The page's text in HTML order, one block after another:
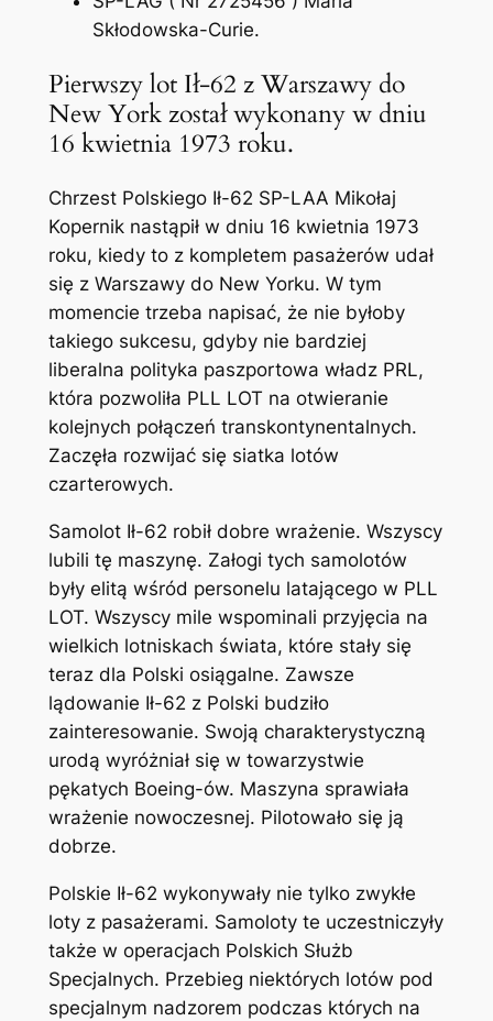
Skłodowska-Curie.
Pierwszy lot Ił-62 z Warszawy do
New York został wykonany w dniu
16 kwietnia 1973 roku.
Chrzest Polskiego Ił-62 SP-LAA Mikołaj
Kopernik nastąpił w dniu 16 kwietnia 1973
roku, kiedy to z kompletem pasażerów udał
się z Warszawy do New Yorku. W tym
momencie trzeba napisać, że nie byłoby
takiego sukcesu, gdyby nie bardziej
liberalna polityka paszportowa władz PRL,
która pozwoliła PLL LOT na otwieranie
kolejnych połączeń transkontynentalnych.
Zaczęła rozwijać się siatka lotów
czarterowych.
Samolot Ił-62 robił dobre wrażenie. Wszyscy
lubili tę maszynę. Załogi tych samolotów
były elitą wśród personelu latającego w PLL
LOT. Wszyscy mile wspominali przyjęcia na
wielkich lotniskach świata, które stały się
teraz dla Polski osiągalne. Zawsze
lądowanie Ił-62 z Polski budziło
zainteresowanie. Swoją charakterystyczną
urodą wyróżniał się w towarzystwie
pękatych Boeing-ów. Maszyna sprawiała
wrażenie nowoczesnej. Pilotowało się ją
dobrze.
Polskie Ił-62 wykonywały nie tylko zwykłe
loty z pasażerami. Samoloty te uczestniczyły
także w operacjach Polskich Służb
Specjalnych. Przebieg niektórych lotów pod
specjalnym nadzorem podczas których na